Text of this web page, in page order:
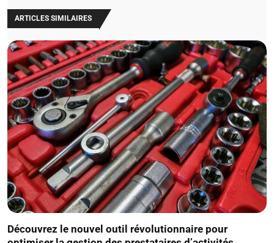
ARTICLES SIMILAIRES
Découvrez le nouvel outil révolutionnaire pour